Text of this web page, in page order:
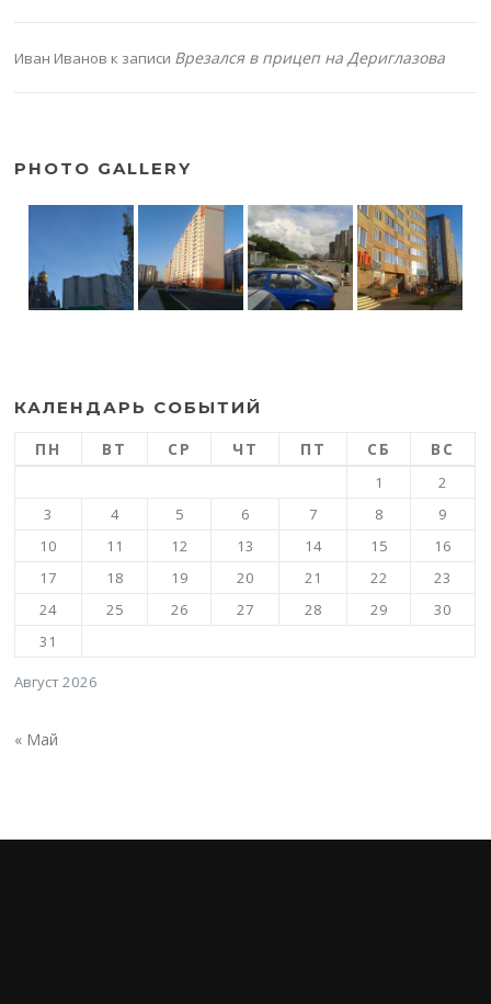
Иван Иванов к записи Врезался в прицеп на Дериглазова
PHOTO GALLERY
КАЛЕНДАРЬ СОБЫТИЙ
Август 2026
ПН ВТ СР ЧТ ПТ СБ ВС
1
2
3
4 5 6 7 8
9
10
11 12 13 14 15
16
17
18 19 20 21 22
23
24
25 26 27 28 29
30
31
« Май